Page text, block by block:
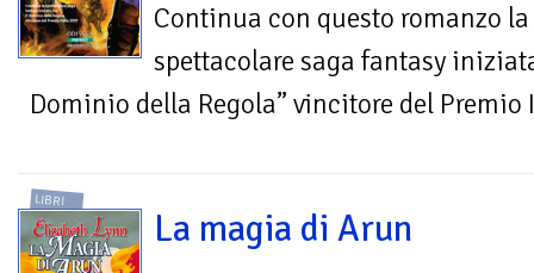
Continua con questo romanzo la
spettacolare saga fantasy
Dominio della Regola” vincitore del
LIBRI
La magia di Arun